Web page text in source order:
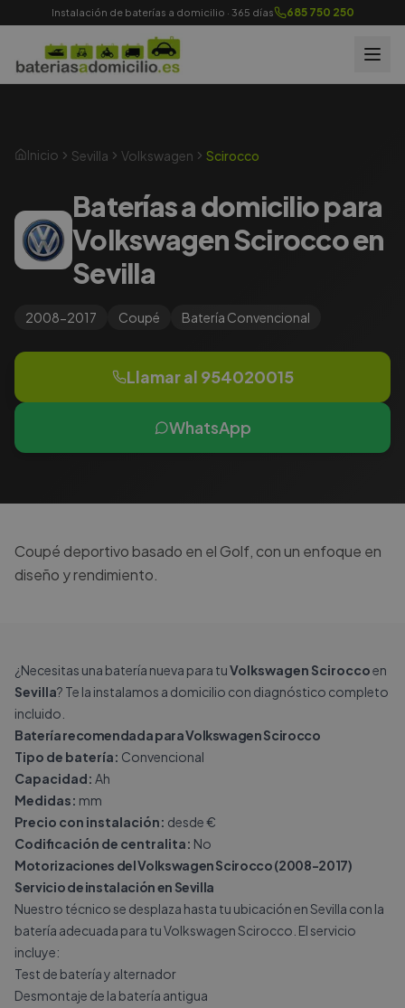
Instalación de baterías a domicilio · 365 días 685 750 250
Inicio Sevilla Volkswagen Scirocco
Baterías a domicilio para
Volkswagen Scirocco en
Sevilla
2008-2017 Coupé Batería Convencional
Llamar al 954020015
WhatsApp
Coupé deportivo basado en el Golf, con un enfoque en
diseño y rendimiento.
¿Necesitas una batería nueva para tuVolkswagen Sciroccoen
Sevilla? Te la instalamos a domicilio con diagnóstico completo
incluido.
Batería recomendada para Volkswagen Scirocco
Tipo de batería: Convencional
Capacidad: Ah
Medidas: mm
Precio con instalación: desde €
Codificación de centralita: No
Motorizaciones del Volkswagen Scirocco (2008-2017)
Servicio de instalación en Sevilla
Nuestro técnico se desplaza hasta tu ubicación en Sevilla con la
batería adecuada para tu Volkswagen Scirocco. El servicio
incluye:
Test de batería y alternador
Desmontaje de la batería antigua